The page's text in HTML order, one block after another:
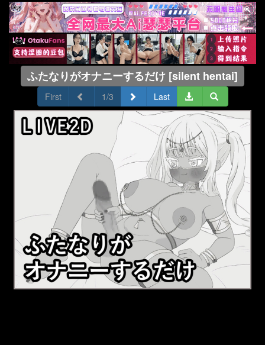
ふたなりがオナニーするだけ [silent hentai]
First 1/3 Last